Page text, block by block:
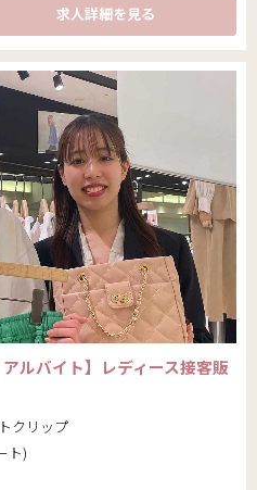
求人詳細を見る
ルバイト】レディース接客販
クリップ
ト)